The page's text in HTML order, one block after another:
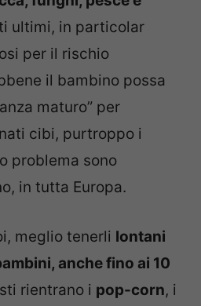
ultimi, in particolar
per il rischio
il bambino possa
maturo” per
cibi, purtroppo i
problema sono
in tutta Europa.
meglio tenerli lontani
anche fino ai 10
rientrano i pop-corn, i